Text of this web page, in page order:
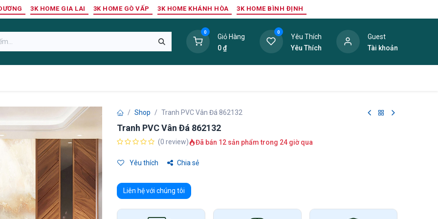
3K HOME GIA LAI 3K HOME GÒ VẤP 3K HOME KHÁNH HÒA 3K HOME BÌNH ĐỊNH
0
Giỏ Hàng
0₫
0
Yêu Thích
Yêu Thích
Guest
Tài khoản
Shop Tranh PVC Vân Đá 862132
Tranh PVC Vân Đá 862132
(0 review) Đã bán 12 sản phẩm trong 24 giờ qua
Yêu thích Chia sẻ
Liên hệ với chúng tôi